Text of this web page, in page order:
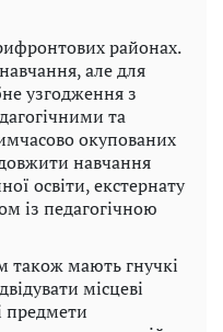
районах.
але для
узгодження з
та
окупованих
навчання
освіти, екстернату
із педагогічною
також мають гнучкі
місцеві
предмети